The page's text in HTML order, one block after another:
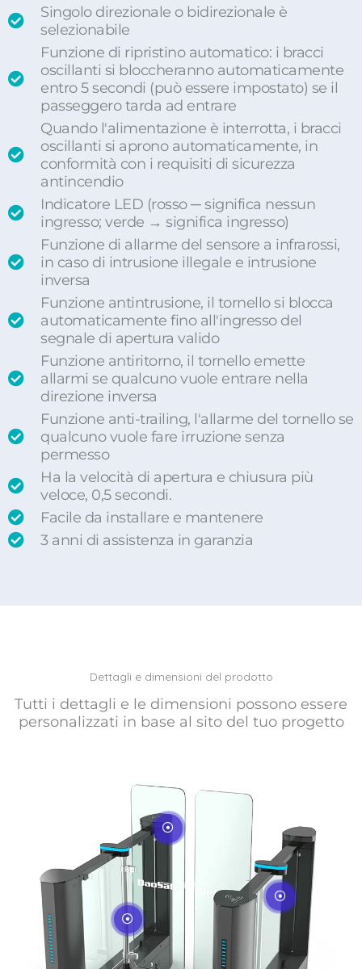
Singolo direzionale o bidirezionale è
selezionabile
Funzione di ripristino automatico: i bracci
oscillanti si bloccheranno automaticamente
entro 5 secondi (può essere impostato) se il
passeggero tarda ad entrare
Quando l'alimentazione è interrotta, i bracci
oscillanti si aprono automaticamente, in
conformità con i requisiti di sicurezza
antincendio
Indicatore LED (rosso ─ significa nessun
ingresso; verde → significa ingresso)
Funzione di allarme del sensore a infrarossi,
in caso di intrusione illegale e intrusione
inversa
Funzione antintrusione, il tornello si blocca
automaticamente fino all'ingresso del
segnale di apertura valido
Funzione antiritorno, il tornello emette
allarmi se qualcuno vuole entrare nella
direzione inversa
Funzione anti-trailing, l'allarme del tornello se
qualcuno vuole fare irruzione senza
permesso
Ha la velocità di apertura e chiusura più
veloce, 0,5 secondi.
Facile da installare e mantenere
3 anni di assistenza in garanzia
Dettagli e dimensioni del prodotto
Tutti i dettagli e le dimensioni possono essere
personalizzati in base al sito del tuo progetto